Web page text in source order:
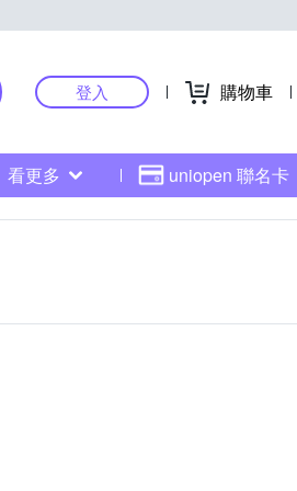
登入 購物車
看更多 uniopen 聯名卡